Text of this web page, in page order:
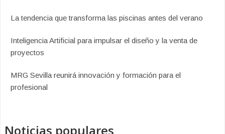
La tendencia que transforma las piscinas antes del verano
Inteligencia Artificial para impulsar el diseño y la venta de
proyectos
MRG Sevilla reunirá innovación y formación para el
profesional
Noticias populares